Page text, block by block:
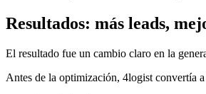
Resultados: más leads,
El resultado fue un cambio claro en la
Antes de la optimización, 4logist convertía